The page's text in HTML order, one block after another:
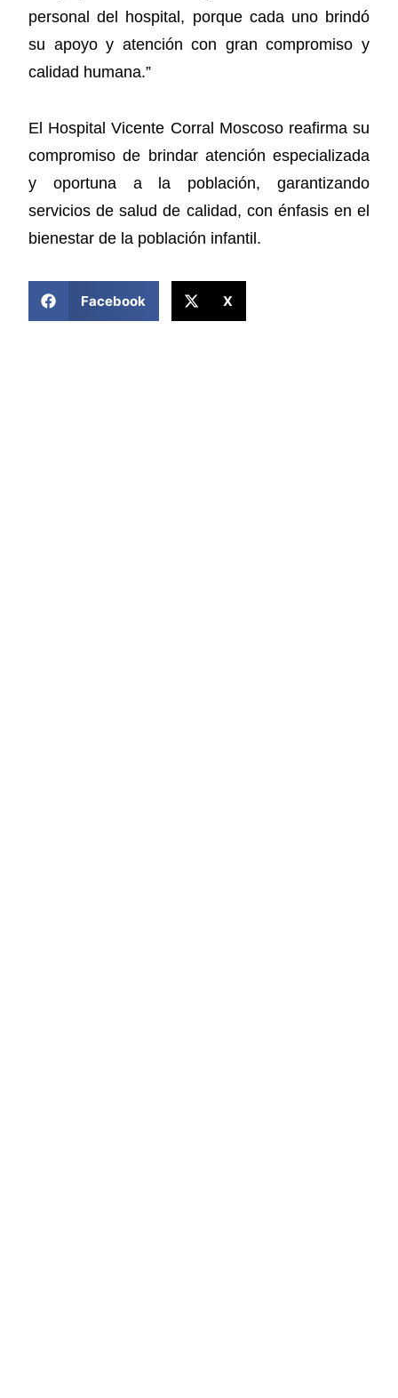
personal del hospital, porque cada uno brindó
su apoyo y atención con gran compromiso y
calidad humana.”
El Hospital Vicente Corral Moscoso reafirma su
compromiso de brindar atención especializada
y oportuna a la población, garantizando
servicios de salud de calidad, con énfasis en el
bienestar de la población infantil.
Facebook X